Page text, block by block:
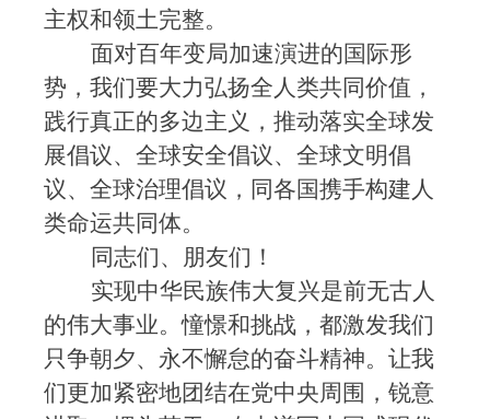
主权和领土完整。
面对百年变局加速演进的国际形
势，我们要大力弘扬全人类共同价值，
践行真正的多边主义，推动落实全球发
展倡议、全球安全倡议、全球文明倡
议、全球治理倡议，同各国携手构建人
类命运共同体。
同志们、朋友们！
实现中华民族伟大复兴是前无古人
的伟大事业。憧憬和挑战，都激发我们
只争朝夕、永不懈怠的奋斗精神。让我
们更加紧密地团结在党中央周围，锐意